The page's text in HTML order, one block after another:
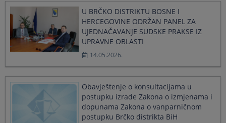
Press
the
question
mark
key
to
the
keyboard
changing
Press
the
question
mark
key
to
get
the
keyboard
shortcuts
for
changing
dates.
U BRČKO DISTRIKTU BOSNE I
HERCEGOVINE ODRŽAN PANEL ZA
UJEDNAČAVANJE SUDSKE PRAKSE IZ
UPRAVNE OBLASTI
14.05.2026.
Obavještenje o konsultacijama u
postupku izrade Zakona o izmjenama i
dopunama Zakona o vanparničnom
postupku Brčko distrikta BiH